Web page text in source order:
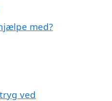
med?
ved